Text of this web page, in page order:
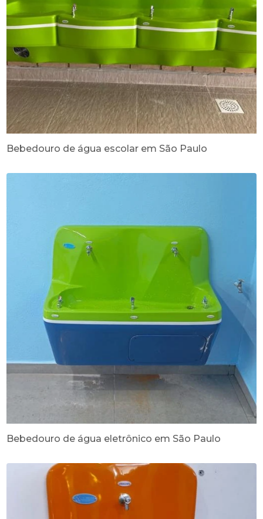
Bebedouro de água escolar em São Paulo
Bebedouro de água eletrônico em São Paulo